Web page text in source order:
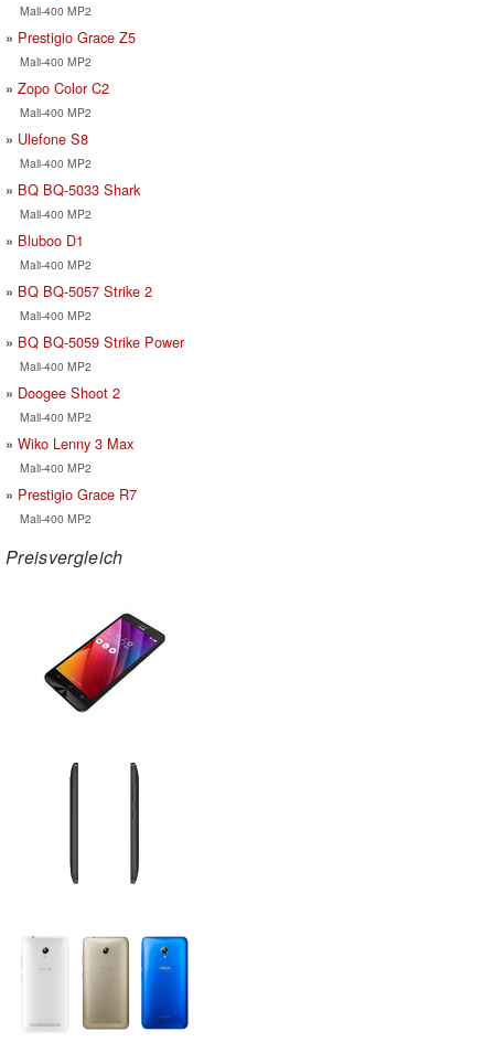
Mali-400 MP2
Prestigio Grace Z5
Mali-400 MP2
Zopo Color C2
Mali-400 MP2
Ulefone S8
Mali-400 MP2
BQ BQ-5033 Shark
Mali-400 MP2
Bluboo D1
Mali-400 MP2
BQ BQ-5057 Strike 2
Mali-400 MP2
BQ BQ-5059 Strike Power
Mali-400 MP2
Doogee Shoot 2
Mali-400 MP2
Wiko Lenny 3 Max
Mali-400 MP2
Prestigio Grace R7
Mali-400 MP2
Preisvergleich